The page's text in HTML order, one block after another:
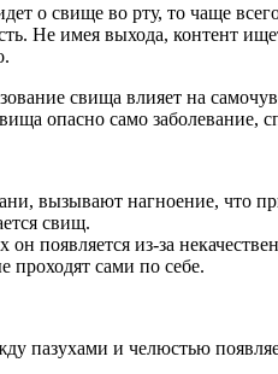
о свище во рту, то чаще
Не имея выхода, контент
свища влияет на
опасно само заболевание,
вызывают нагноение, что
свищ.
появляется из-за
проходят сами по себе.
пазухами и челюстью